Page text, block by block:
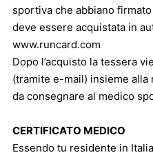
sportiva che abbiano
deve essere acquistata in
www.runcard.com
Dopo l’acquisto la tessera
(tramite e-mail) insieme
da consegnare al medico
CERTIFICATO MEDICO
Essendo tu residente in